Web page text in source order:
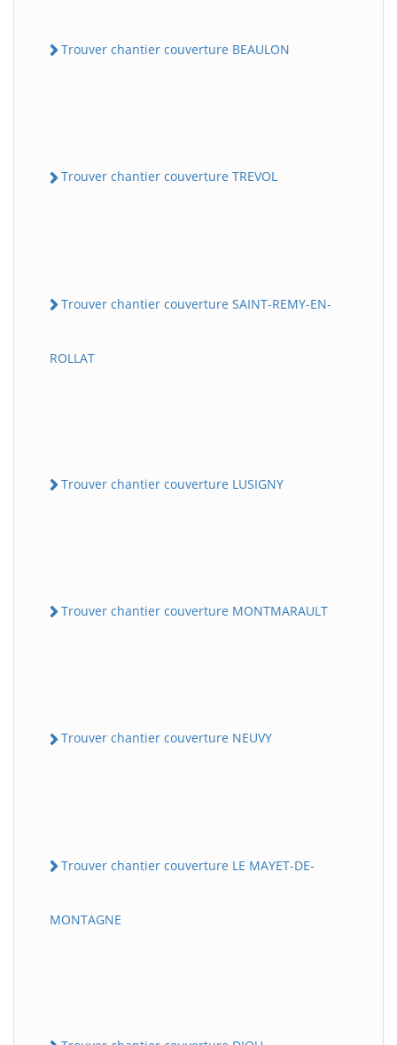
Trouver chantier couverture BEAULON
Trouver chantier couverture TREVOL
Trouver chantier couverture SAINT-REMY-EN-
ROLLAT
Trouver chantier couverture LUSIGNY
Trouver chantier couverture MONTMARAULT
Trouver chantier couverture NEUVY
Trouver chantier couverture LE MAYET-DE-
MONTAGNE